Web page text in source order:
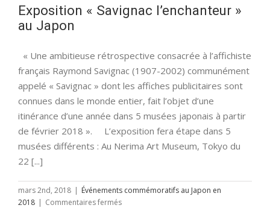
Exposition « Savignac l’enchanteur »
au Japon
« Une ambitieuse rétrospective consacrée à l’affichiste
français Raymond Savignac (1907-2002) communément
appelé « Savignac » dont les affiches publicitaires sont
connues dans le monde entier, fait l’objet d’une
itinérance d’une année dans 5 musées japonais à partir
de février 2018 ». L’exposition fera étape dans 5
musées différents : Au Nerima Art Museum, Tokyo du
22 [...]
mars 2nd, 2018 | Événements commémoratifs au Japon en
2018 | Commentaires ferméssur